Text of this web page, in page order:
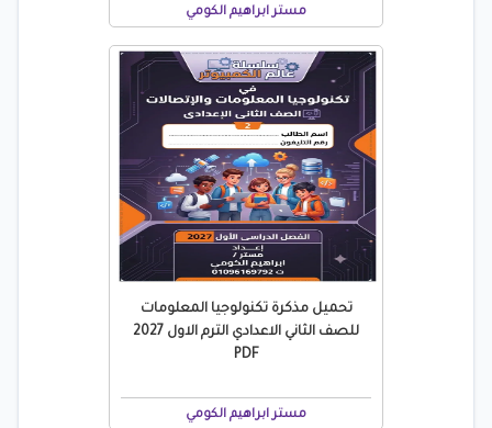
مستر ابراهيم الكومي
تحميل مذكرة تكنولوجيا المعلومات
للصف الثاني الاعدادي الترم الاول 2027
PDF
مستر ابراهيم الكومي